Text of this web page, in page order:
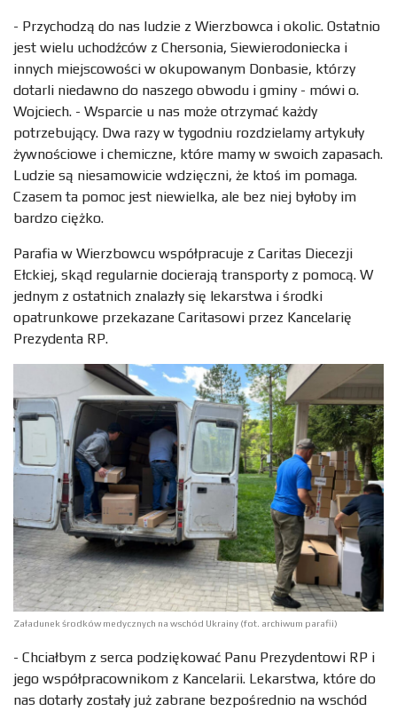
- Przychodzą do nas ludzie z Wierzbowca i okolic. Ostatnio
jest wielu uchodźców z Chersonia, Siewierodoniecka i
innych miejscowości w okupowanym Donbasie, którzy
dotarli niedawno do naszego obwodu i gminy - mówi o.
Wojciech. - Wsparcie u nas może otrzymać każdy
potrzebujący. Dwa razy w tygodniu rozdzielamy artykuły
żywnościowe i chemiczne, które mamy w swoich zapasach.
Ludzie są niesamowicie wdzięczni, że ktoś im pomaga.
Czasem ta pomoc jest niewielka, ale bez niej byłoby im
bardzo ciężko.
Parafia w Wierzbowcu współpracuje z Caritas Diecezji
Ełckiej, skąd regularnie docierają transporty z pomocą. W
jednym z ostatnich znalazły się lekarstwa i środki
opatrunkowe przekazane Caritasowi przez Kancelarię
Prezydenta RP.
Załadunek środków medycznych na wschód Ukrainy (fot. archiwum parafii)
- Chciałbym z serca podziękować Panu Prezydentowi RP i
jego współpracownikom z Kancelarii. Lekarstwa, które do
nas dotarły zostały już zabrane bezpośrednio na wschód